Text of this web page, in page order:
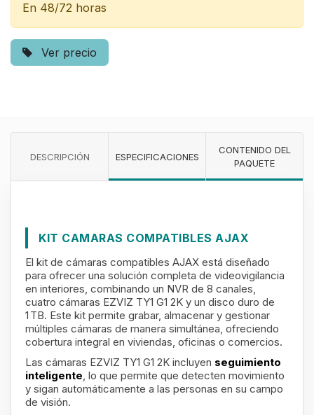
En 48/72 horas
Ver precio
DESCRIPCIÓN ESPECIFICACIONES
CONTENIDO DEL
PAQUETE
KIT CAMARAS COMPATIBLES AJAX
El kit de cámaras compatibles AJAX está diseñado
para ofrecer una solución completa de videovigilancia
en interiores, combinando un NVR de 8 canales,
cuatro cámaras EZVIZ TY1 G1 2K y un disco duro de
1 TB. Este kit permite grabar, almacenar y gestionar
múltiples cámaras de manera simultánea, ofreciendo
cobertura integral en viviendas, oficinas o comercios.
Las cámaras EZVIZ TY1 G1 2K incluyen seguimiento
inteligente, lo que permite que detecten movimiento
y sigan automáticamente a las personas en su campo
de visión.